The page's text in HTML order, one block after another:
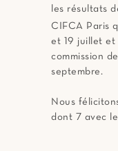
les résultats
CIFCA Paris
et 19 juillet et
commission
septembre.
Nous
dont 7 avec